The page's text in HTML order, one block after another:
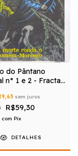
do Pântano
n° 1 e 2 - Fractal
sem juros
R$59,30
com Pix
DETALHES